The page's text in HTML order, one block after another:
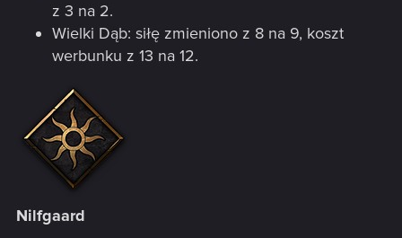
z 3 na 2.
Wielki Dąb: siłę zmieniono z 8 na 9, koszt
werbunku z 13 na 12.
Nilfgaard